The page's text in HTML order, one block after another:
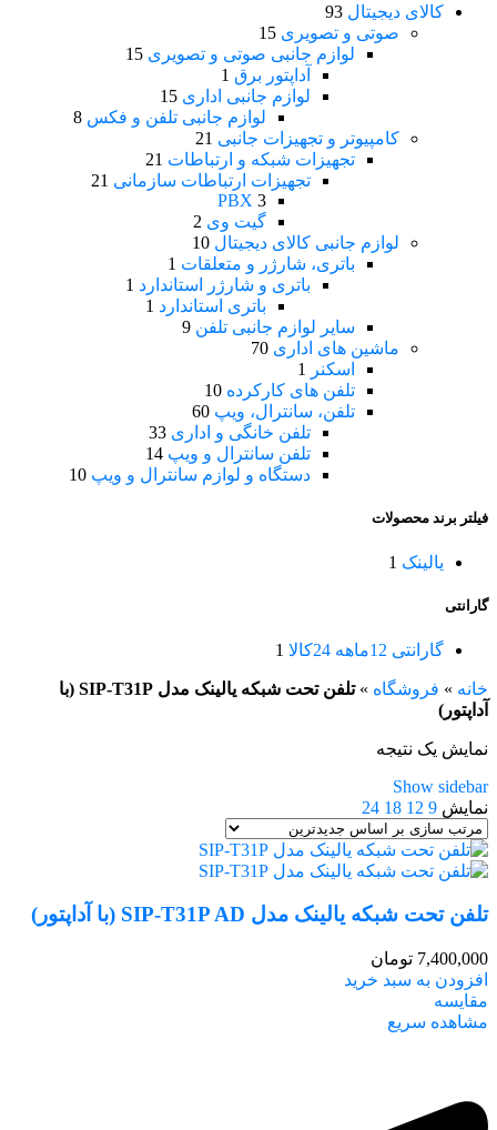
کالای دیجیتال 93
صوتی و تصویری 15
لوازم جانبی صوتی و تصویری 15
آداپتور برق 1
لوازم جانبی اداری 15
لوازم جانبی تلفن و فکس 8
کامپیوتر و تجهیزات جانبی 21
تجهیزات شبکه و ارتباطات 21
تجهیزات ارتباطات سازمانی 21
PBX 3
گیت وی 2
لوازم جانبی کالای دیجیتال 10
باتری، شارژر و متعلقات 1
باتری و شارژر استاندارد 1
باتری استاندارد 1
سایر لوازم جانبی تلفن 9
ماشین های اداری 70
اسکنر
1
تلفن های کارکرده 10
تلفن، سانترال، ویپ 60
تلفن خانگی و اداری 33
تلفن سانترال و ویپ 14
دستگاه و لوازم سانترال و ویپ 10
فیلتر برند محصولات
یالینک 1
گارانتی
گارانتی 12ماهه 24کالا 1
خانه » فروشگاه »
تلفن تحت شبکه یالینک مدل SIP-T31P (با
آداپتور)
نمایش یک نتیجه
Show sidebar
نمایش 9
12
18
24
تلفن تحت شبکه یالینک مدل SIP-T31P AD (با آداپتور)
7,400,000 تومان
افزودن به سبد خرید
مقایسه
مشاهده سریع